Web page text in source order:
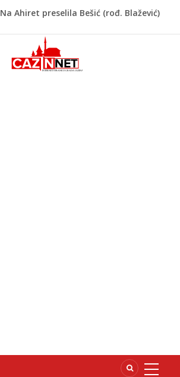
Na Ahiret preselila Bešić (rođ. Blažević)
Na Ahiret preselio ŠUPUK (Refik) ŠEFIK
Evo koje države su zasad za, a koje
protiv Infantina na izborima: Srbija i